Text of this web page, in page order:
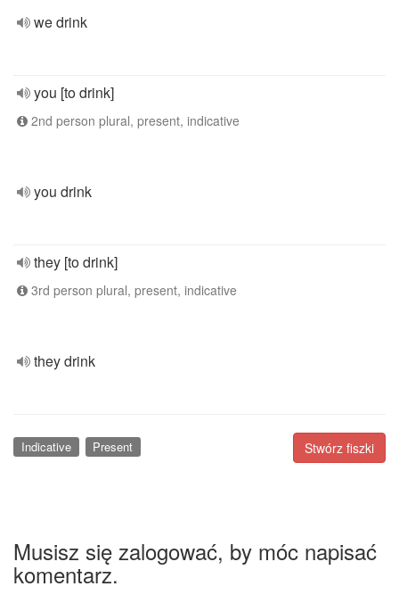
we drink
you [to drink]
2nd person plural, present, indicative
you drink
they [to drink]
3rd person plural, present, indicative
they drink
Stwórz fiszki
Indicative Present
Musisz się zalogować, by móc napisać
komentarz.